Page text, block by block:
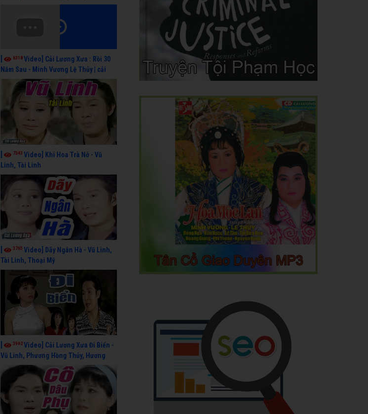
lương xã hội hay nhất
6318Video] Cải Lương Xưa : Rồi 30
Năm Sau - Minh Vương Lệ Thủy | cải
lương xã hội hay nhất
[ 7343 Video] Khi Hoa Trà Nở - Vũ
Linh, Tài Linh
3765 Video] Dãy Ngân Hà - Vũ Linh,
Tài Linh, Thoại Mỹ
3962Video] Cải Lương Xưa Đi Biển -
Vũ Linh, Phương Hồng Thủy, Hương
Lan, Thanh Hằng